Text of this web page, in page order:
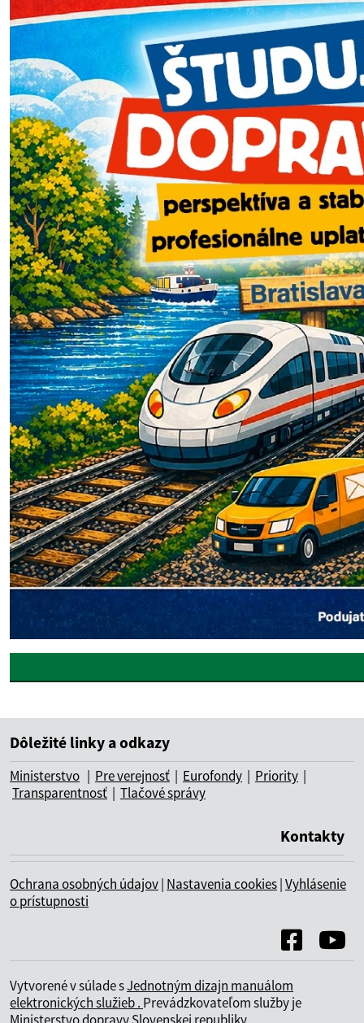
Dôležité linky a odkazy
Ministerstvo | Pre verejnosť | Eurofondy | Priority |
Transparentnosť | Tlačové správy
Kontakty
Ochrana osobných údajov| Nastavenia cookies|Vyhlásenie
o prístupnosti
Vytvorené v súlade sJednotným dizajn manuálom
elektronických služieb . Prevádzkovateľom služby je